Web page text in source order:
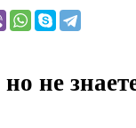
не